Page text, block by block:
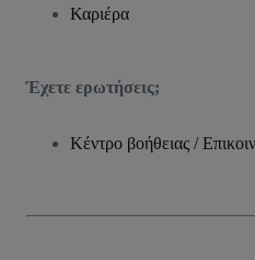
Καριέρα
Έχετε ερωτήσεις;
Κέντρο βοήθειας /